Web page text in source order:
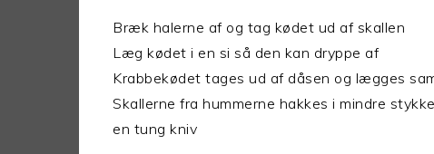
Bræk halerne af og tag kødet ud af skallen
Læg kødet i en si så den kan dryppe af
Krabbekødet tages ud af dåsen og lægges
Skallerne fra hummerne hakkes i mindre
en tung kniv